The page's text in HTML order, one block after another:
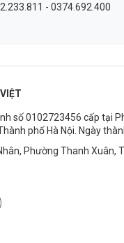
- 0374.692.400
số 0102723456 cấp tại
phố Hà Nội. Ngày
Phường Thanh Xuân,